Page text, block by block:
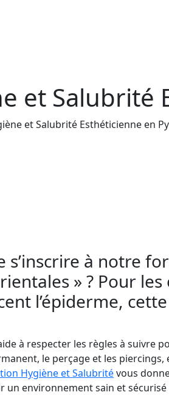
et Salubrité
et Salubrité Esthéticienne en
s’inscrire à notre
» ? Pour
l’épiderme,
à respecter les règles à suivre
le perçage et les piercings,
Hygiène et Salubritévous
un environnement sain et sécurisé